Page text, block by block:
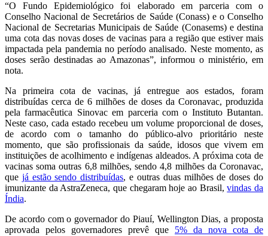
“O Fundo Epidemiológico foi elaborado em parceria com o
Conselho Nacional de Secretários de Saúde (Conass) e o Conselho
Nacional de Secretarias Municipais de Saúde (Conasems) e destina
uma cota das novas doses de vacinas para a região que estiver mais
impactada pela pandemia no período analisado. Neste momento, as
doses serão destinadas ao Amazonas”, informou o ministério, em
nota.
Na primeira cota de vacinas, já entregue aos estados, foram
distribuídas cerca de 6 milhões de doses da Coronavac, produzida
pela farmacêutica Sinovac em parceria com o Instituto Butantan.
Neste caso, cada estado recebeu um volume proporcional de doses,
de acordo com o tamanho do público-alvo prioritário neste
momento, que são profissionais da saúde, idosos que vivem em
instituições de acolhimento e indígenas aldeados. A próxima cota de
vacinas soma outras 6,8 milhões, sendo 4,8 milhões da Coronavac,
que já estão sendo distribuídas, e outras duas milhões de doses do
imunizante da AstraZeneca, que chegaram hoje ao Brasil,vindas da
Índia.
De acordo com o governador do Piauí, Wellington Dias, a proposta
aprovada pelos governadores prevê que 5% da nova cota de